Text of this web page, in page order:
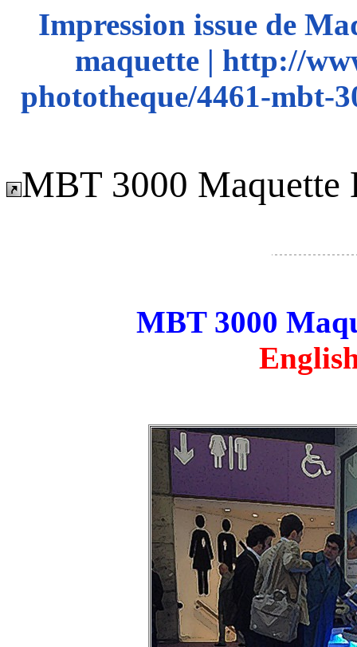
Impression issue de
maquette | http://
phototheque/4461-mbt-
MBT 3000 Maquette
MBT 3000